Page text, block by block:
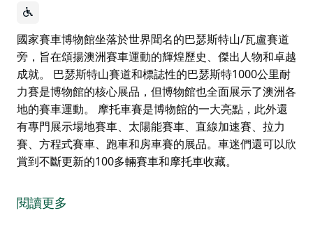
國家賽車博物館坐落於世界聞名的巴瑟斯特山/瓦盧賽道
旁，旨在頌揚澳洲賽車運動的輝煌歷史、傑出人物和卓越
成就。 巴瑟斯特山賽道和標誌性的巴瑟斯特1000公里耐
力賽是博物館的核心展品，但博物館也全面展示了澳洲各
地的賽車運動。 摩托車賽是博物館的一大亮點，此外還
有專門展示場地賽車、太陽能賽車、直線加速賽、拉力
賽、方程式賽車、跑車和房車賽的展品。車迷們還可以欣
賞到不斷更新的100多輛賽車和摩托車收藏。
旁，旨在頌揚澳洲賽車運動的輝煌歷史、傑出人物和卓越
成就。
閱讀更多